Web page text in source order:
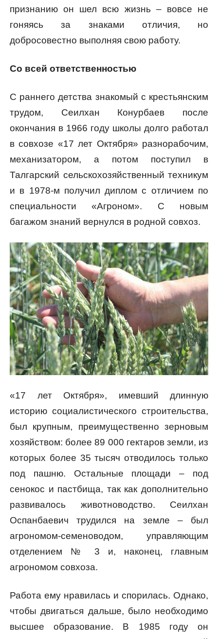
признанию он шел всю жизнь – вовсе не
гоняясь за знаками отличия, но
добросовестно выполняя свою работу.
Со всей ответственностью
С раннего детства знакомый с крестьянским
трудом, Сеилхан Конурбаев после
окончания в 1966 году школы долго работал
в совхозе «17 лет Октября» разнорабочим,
механизатором, а потом поступил в
Талгарский сельскохозяйственный техникум
и в 1978-м получил диплом с отличием по
специальности «Агроном». С новым
багажом знаний вернулся в родной совхоз.
«17 лет Октября», имевший длинную
историю социалистического строительства,
был крупным, преимущественно зерновым
хозяйством: более 89 000 гектаров земли, из
которых более 35 тысяч отводилось только
под пашню. Остальные площади – под
сенокос и пастбища, так как дополнительно
развивалось животноводство. Сеилхан
Оспанбаевич трудился на земле – был
агрономом-семеноводом, управляющим
отделением № 3 и, наконец, главным
агрономом совхоза.
Работа ему нравилась и спорилась. Однако,
чтобы двигаться дальше, было необходимо
высшее образование. В 1985 году он